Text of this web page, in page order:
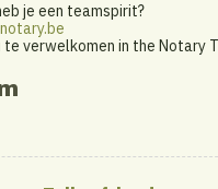
je een teamspirit?
te verwelkomen in the Notary